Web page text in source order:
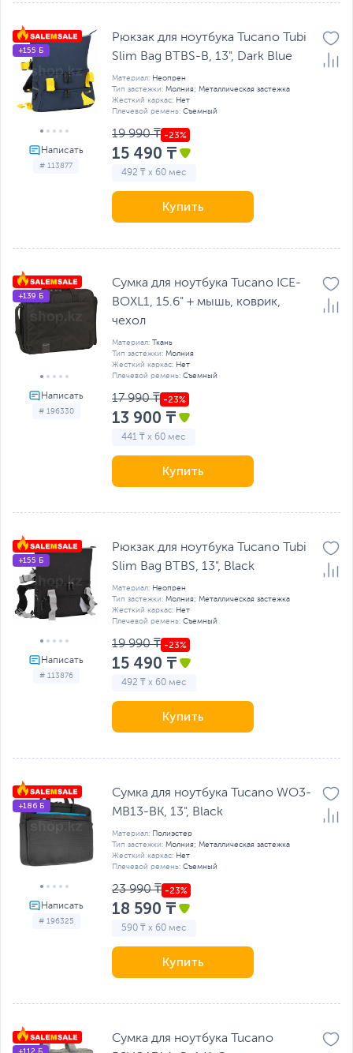
# 113877
+155 Б
Рюкзак для ноутбука Tucano Tubi
Slim Bag BTBS-B, 13", Dark Blue
Материал: Неопрен
Тип застежки: Молния; Металлическая застежка
Жесткий каркас: Нет
Плечевой ремень: Съемный
19 990 ₸
15 490 ₸
492 ₸ x 60 мес
Купить
# 196330
+139 Б
Сумка для ноутбука Tucano ICE-
BOXL1, 15.6" + мышь, коврик,
чехол
Материал: Ткань
Тип застежки: Молния
Жесткий каркас: Нет
Плечевой ремень: Съемный
17 990 ₸
13 900 ₸
441 ₸ x 60 мес
Купить
# 113876
+155 Б
Рюкзак для ноутбука Tucano Tubi
Slim Bag BTBS, 13", Black
Материал: Неопрен
Тип застежки: Молния; Металлическая застежка
Жесткий каркас: Нет
Плечевой ремень: Съемный
19 990 ₸
15 490 ₸
492 ₸ x 60 мес
Купить
# 196325
+186 Б
Сумка для ноутбука Tucano WO3-
MB13-BK, 13", Black
Материал: Полиэстер
Тип застежки: Молния; Металлическая застежка
Жесткий каркас: Нет
Плечевой ремень: Съемный
23 990 ₸
18 590 ₸
590 ₸ x 60 мес
Купить
Сумка для ноутбука Tucano